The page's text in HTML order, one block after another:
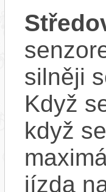
silněji
Když
když
jízda